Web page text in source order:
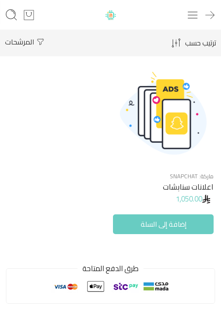
المرشحات ترتيب حسب
ماركة:SNAPCHAT
اعلانات سنابشات
1,050.00
إضافة إلى السلة
طرق الدفع المتاحة